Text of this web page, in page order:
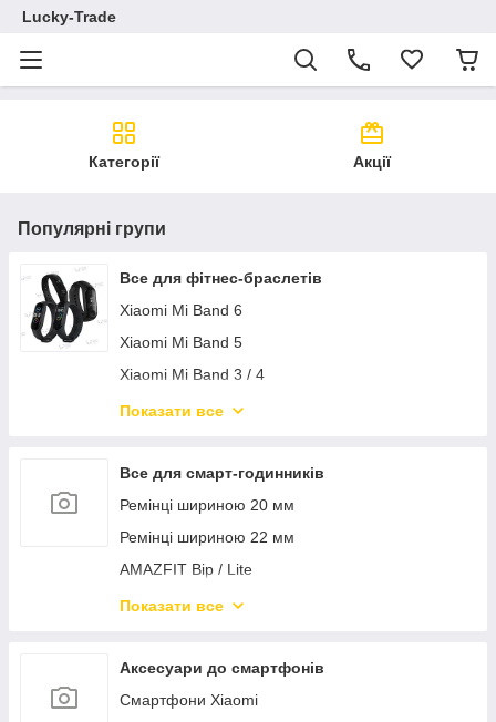
Lucky-Trade
Категорії Акції
Популярні групи
Все для фітнес-браслетів
Xiaomi Mi Band 6
Xiaomi Mi Band 5
Xiaomi Mi Band 3 / 4
Xiaomi Mi Band 2
HONOR Band 3 / 4 / Running
Xiaomi Mi Band 7
Показати все
Все для смарт-годинників
Ремінці шириною 20 мм
Ремінці шириною 22 мм
AMAZFIT Bip / Lite
AMAZFIT Pace / Stratos
AMAZFIT GTS / GTR 42 47 мм
Показати все
Аксесуари до смартфонів
Смартфони Xiaomi